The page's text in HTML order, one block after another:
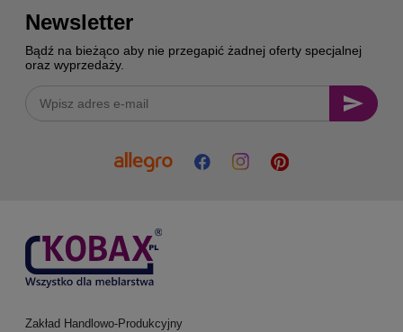
Newsletter
Bądź na bieżąco aby nie przegapić żadnej oferty specjalnej
oraz wyprzedaży.
Zakład Handlowo-Produkcyjny